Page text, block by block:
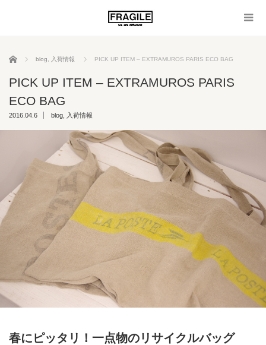
ホーム blog 入荷情報 PICK UP ITEM – EXTRAMUROS PARIS ECO BAG
PICK UP ITEM – EXTRAMUROS PARIS
ECO BAG
2016.04.6 blog 入荷情報
春にピッタリ！一点物のリサイクルバッグ